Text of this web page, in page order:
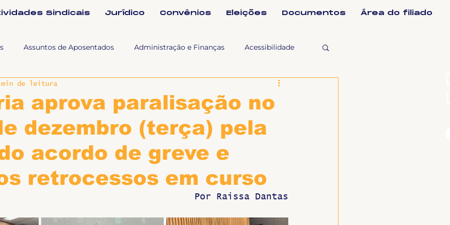
Sindicais Jurídico Convênios Eleições Documentos Área do filiado
Assuntos de Aposentados Administração e Finanças Acessibilidade
Fala SINTET-UFU
Documentos Formação e Relações Sindicais Mundo Ligeirinho
aprova paralisação no
dezembro (terça) pela
acordo de greve e
retrocessos em curso
min de leitura
Por Raissa Dantas